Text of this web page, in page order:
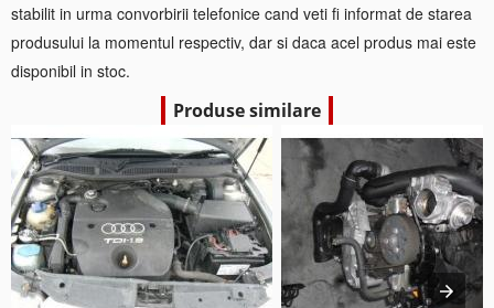
stabilit in urma convorbirii telefonice cand veti fi informat de starea
produsului la momentul respectiv, dar si daca acel produs mai este
disponibil in stoc.
Produse similare